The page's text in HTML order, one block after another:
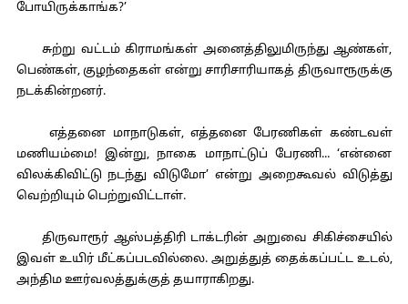
போயிருக்காங்க?’
சுற்று வட்டம் கிராமங்கள் அனைத்திலுமிருந்து ஆண்கள்,
பெண்கள், குழந்தைகள் என்று சாரிசாரியாகத் திருவாரூருக்கு
நடக்கின்றனர்.
எத்தனை மாநாடுகள், எத்தனை பேரணிகள் கண்டவள்
மணியம்மை! இன்று, நாகை மாநாட்டுப் பேரணி... ‘என்னை
விலக்கிவிட்டு நடந்து விடுமோ’ என்று அறைகூவல் விடுத்து
வெற்றியும் பெற்றுவிட்டாள்.
திருவாரூர் ஆஸ்பத்திரி டாக்டரின் அறுவை சிகிச்சையில்
இவள் உயிர் மீட்கப்படவில்லை. அறுத்துத் தைக்கப்பட்ட உடல்,
அந்திம ஊர்வலத்துக்குத் தயாராகிறது.